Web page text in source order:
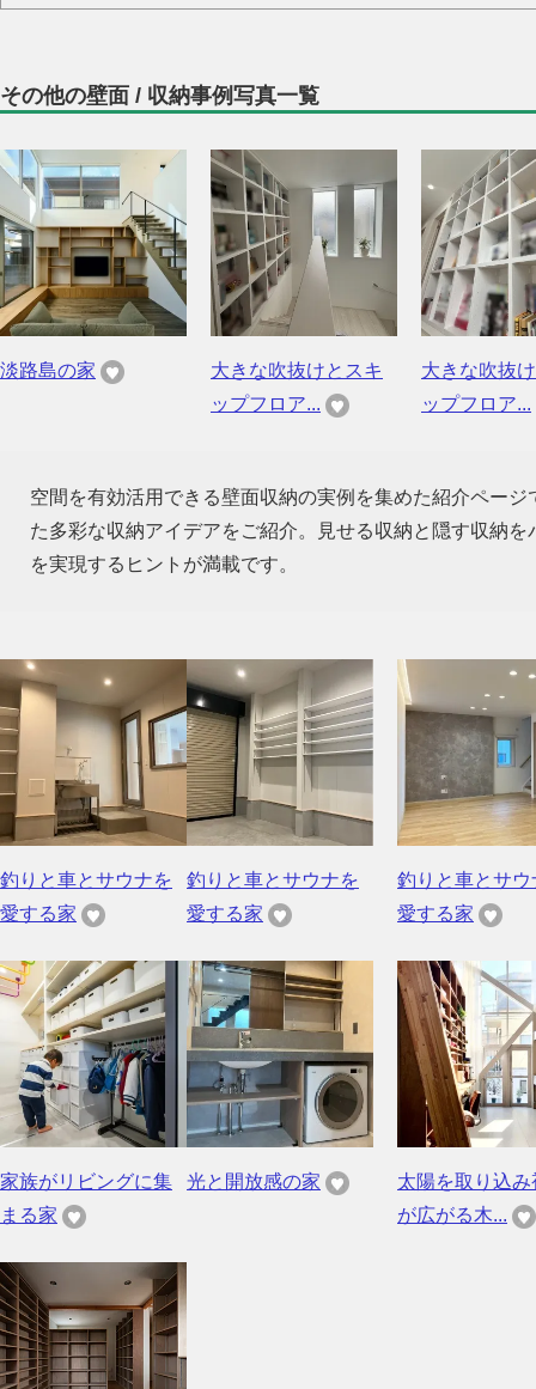
その他の壁面 / 収納事例写真一覧
淡路島の家
大きな吹抜けとスキ
ップフロア...
大きな吹抜
ップフロア...
空間を有効活用できる壁面収納の実例を集めた紹介ペー
た多彩な収納アイデアをご紹介。見せる収納と隠す収納
を実現するヒントが満載です。
釣りと車とサウナを
愛する家
釣りと車とサウナを
愛する家
釣りと車とサウ
愛する家
家族がリビングに集
まる家
光と開放感の家
太陽を取り込み
が広がる木...